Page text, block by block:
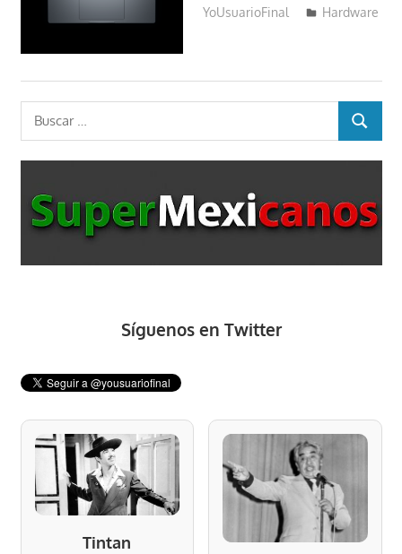
YoUsuarioFinal
Hardware
Buscar:
BUSCAR
Síguenos en Twitter
Tintan